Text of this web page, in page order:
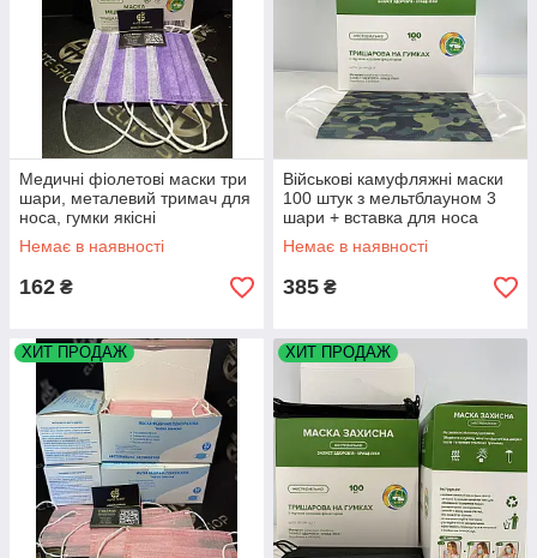
Медичні фіолетові маски три
шари, металевий тримач для
носа, гумки якісні
Немає в наявності
162 ₴
Військові камуфляжні маски
100 штук з мельтблауном 3
шари + вставка для носа
Немає в наявності
385 ₴
ХИТ ПРОДАЖ ХИТ ПРОДАЖ